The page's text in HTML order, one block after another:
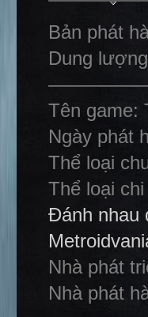
Bản phát
Dung
Tên game:
Ngày phát
Thể loại
Thể loại chi
Đánh nhau
Nhà phát
Nhà phát